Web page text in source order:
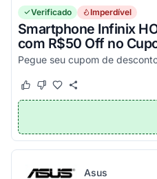
Verificado Imperdível
Smartphone Infinix
com R$50 Off no
Este cupom funcionou
Este cupom não funcionou
Asus